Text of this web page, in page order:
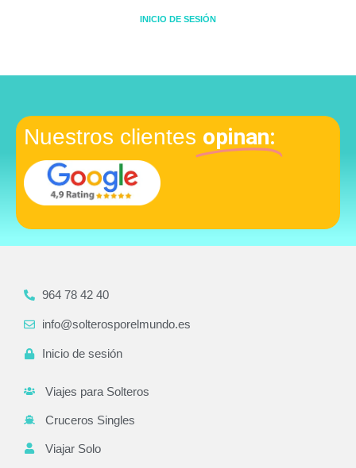
INICIO DE SESIÓN
Nuestros clientes opinan:
964 78 42 40
info@solterosporelmundo.es
Inicio de sesión
Viajes para Solteros
Cruceros Singles
Viajar Solo